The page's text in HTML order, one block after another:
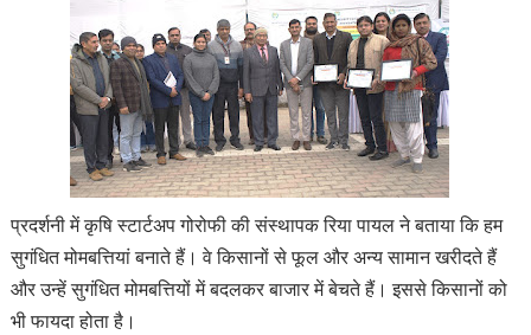
प्रदर्शनी में कृषि स्टार्टअप गोरोफी की संस्थापक रिया पायल ने बताया कि हम
सुगंधित मोमबत्तियां बनाते हैं। वे किसानों से फूल और अन्य सामान खरीदते हैं
और उन्हें सुगंधित मोमबत्तियों में बदलकर बाजार में बेचते हैं। इससे किसानों को
भी फायदा होता है।